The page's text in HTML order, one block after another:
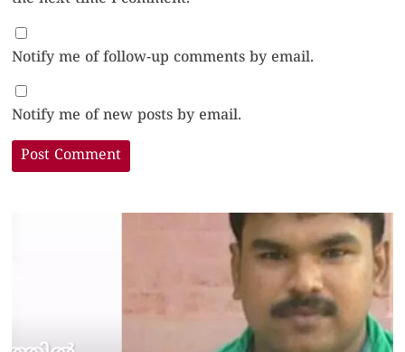
Notify me of follow-up comments by email.
Notify me of new posts by email.